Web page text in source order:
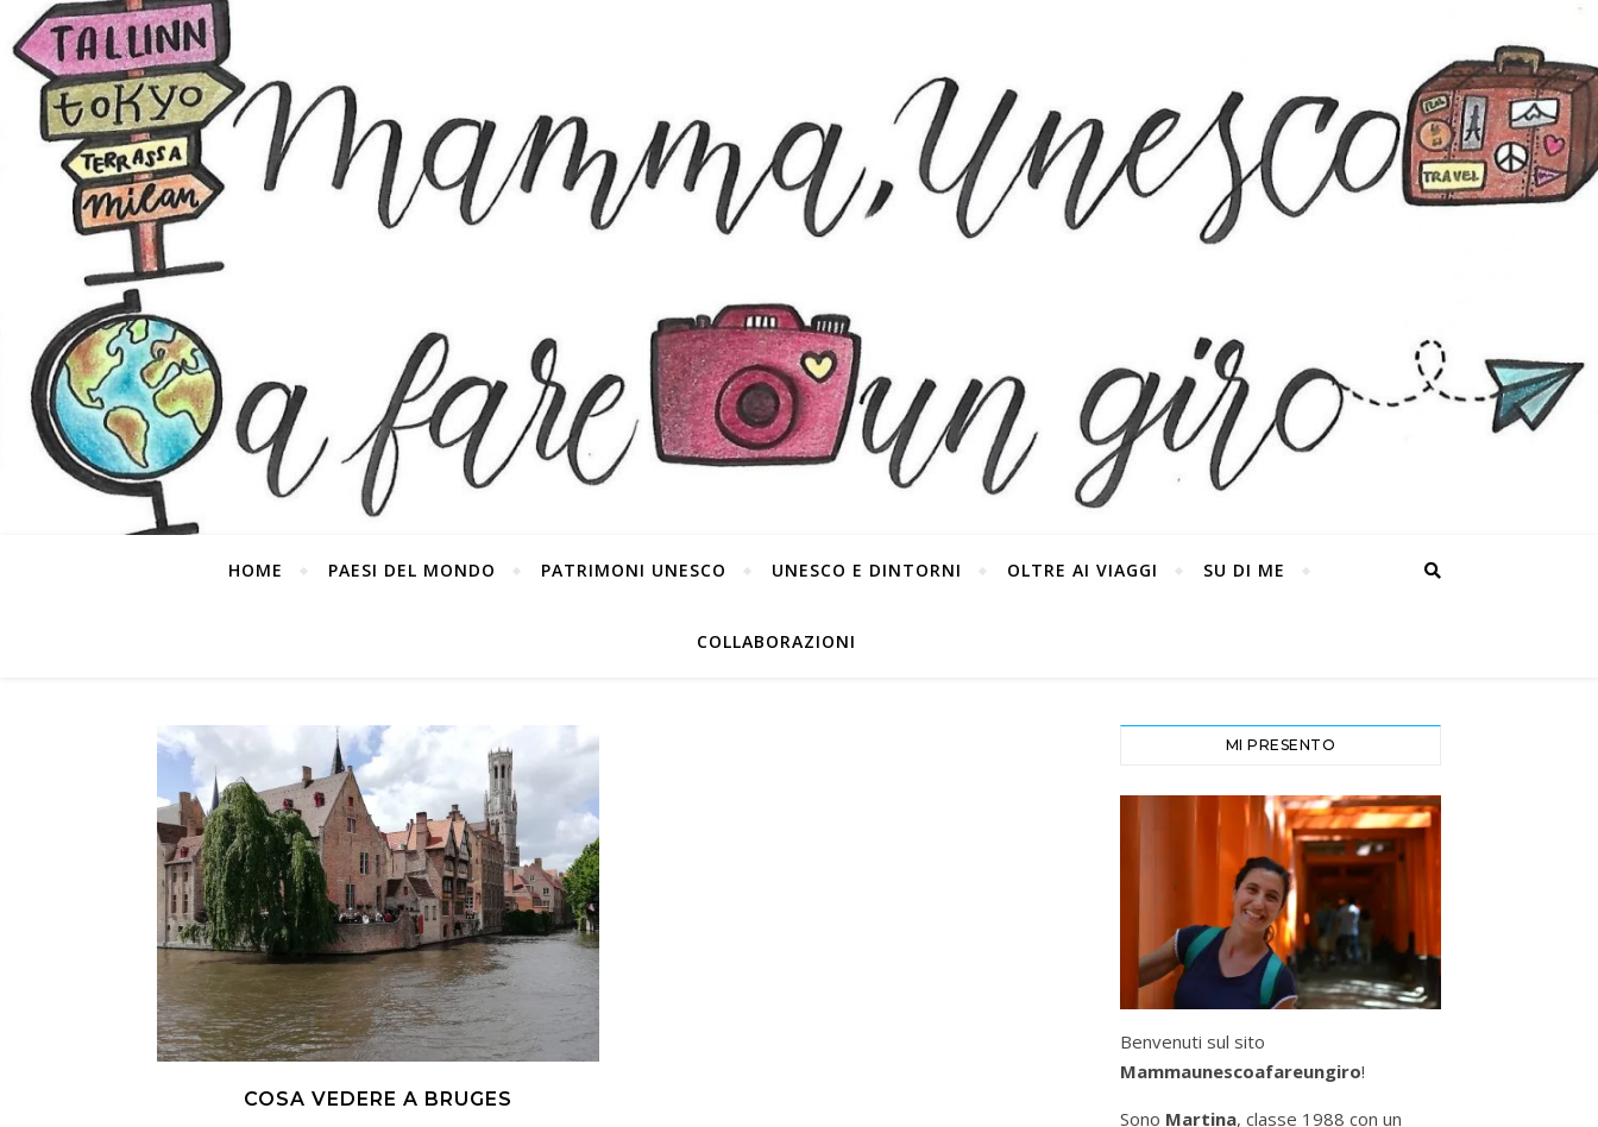
HOME PAESI DEL MONDO PATRIMONI UNESCO UNESCO E DINTORNI OLTRE AI VIAGGI SU DI ME
COLLABORAZIONI
COSA VEDERE A BRUGES
MI PRESENTO
Benvenuti sul sito
Mammaunescoafareungiro!
Sono Martina, classe 1988 con un